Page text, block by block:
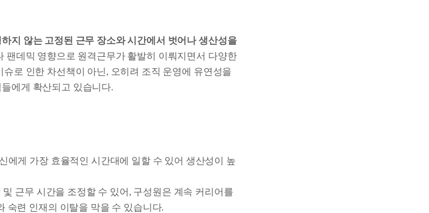
지 않는 고정된 근무 장소와 시간에서 벗어나 생산성을
팬데믹 영향으로 원격근무가 활발히 이뤄지면서 다양한
로 인한 차선책이 아닌, 오히려 조직 운영에 유연성을
에게 확산되고 있습니다.
에게 가장 효율적인 시간대에 일할 수 있어 생산성이 높
및 근무 시간을 조정할 수 있어, 구성원은 계속 커리어를
숙련 인재의 이탈을 막을 수 있습니다.